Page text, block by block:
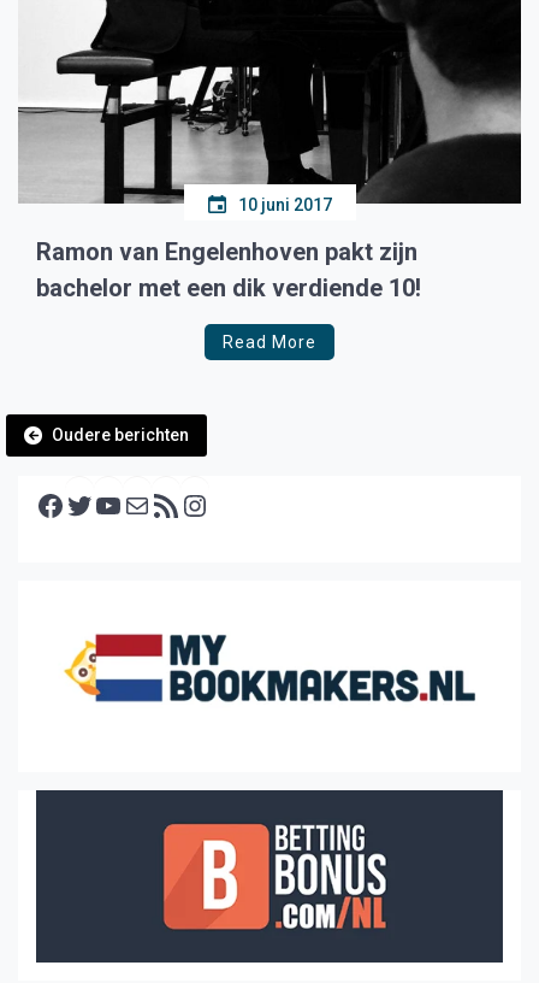
10 juni 2017
Ramon van Engelenhoven pakt zijn
bachelor met een dik verdiende 10!
Read More
Berichtennavigatie
Oudere berichten
Facebook Twitter YouTube E-mail RSS feed